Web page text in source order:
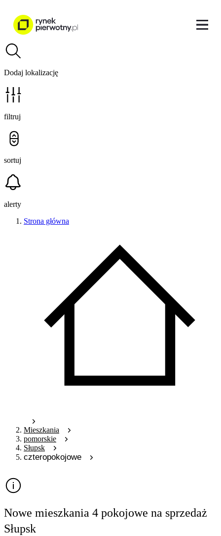
Dodaj lokalizację
filtruj
sortuj
alerty
Strona główna
Mieszkania
pomorskie
Słupsk
czteropokojowe
Nowe mieszkania 4 pokojowe na sprzedaż
Słupsk